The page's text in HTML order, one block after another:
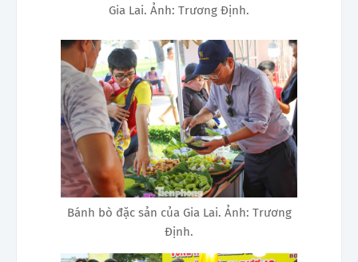
Gia Lai. Ảnh: Trương Định.
Bánh bò đặc sản của Gia Lai. Ảnh: Trương
Định.